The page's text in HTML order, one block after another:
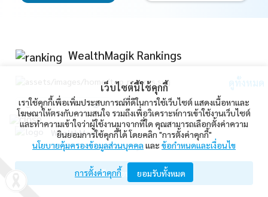
WealthMagik Rankings
ดูทั้งหมด
Top Returns
WealthMagik
Wealth Management System Limited
เปิดด้วยแอป WealthMagik
เว็บไซต์นี้ใช้คุกกี้
เราใช้คุกกี้เพื่อเพิ่มประสบการณ์ที่ดีในการใช้เว็บไซต์ แสดงเนื้อหาและ
โฆษณาให้ตรงกับความสนใจ รวมถึงเพื่อวิเคราะห์การเข้าใช้งานเว็บไซต์
และทำความเข้าใจว่าผู้ใช้งานมาจากที่ใด คุณสามารถเลือกตั้งค่าความ
ยินยอมการใช้คุกกี้ได้ โดยคลิก "การตั้งค่าคุกกี้"
นโยบายคุ้มครองข้อมูลส่วนบุคคลและ ข้อกำหนดและเงื่อนไข
การตั้งค่าคุกกี้ ยอมรับทั้งหมด